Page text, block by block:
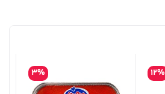
12%
3%